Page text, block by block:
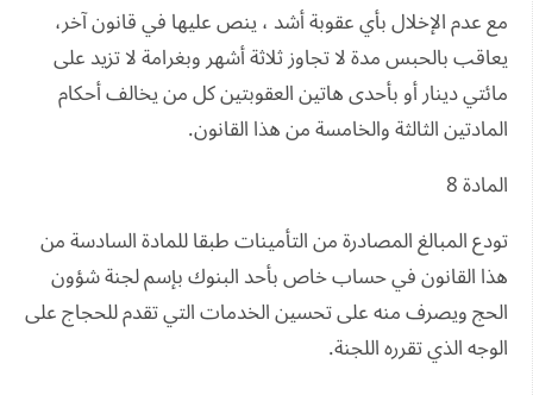
مع عدم الإخلال بأي عقوبة أشد ، ينص عليها في قانون آخر،
يعاقب بالحبس مدة لا تجاوز ثلاثة أشهر وبغرامة لا تزيد على
مائتي دينار أو بأحدى هاتين العقوبتين كل من يخالف أحكام
المادتين الثالثة والخامسة من هذا القانون.
المادة 8
تودع المبالغ المصادرة من التأمينات طبقا للمادة السادسة من
هذا القانون في حساب خاص بأحد البنوك بإسم لجنة شؤون
الحج ويصرف منه على تحسين الخدمات التي تقدم للحجاج على
الوجه الذي تقرره اللجنة.